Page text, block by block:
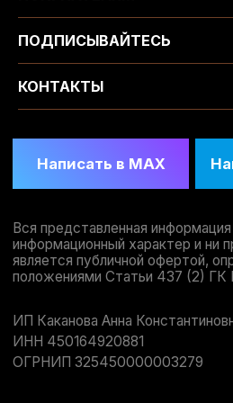
ПОДПИСЫВАЙТЕСЬ
КОНТАКТЫ